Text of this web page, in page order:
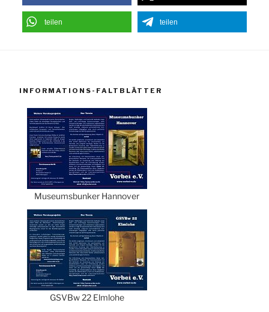
teilen teilen
INFORMATIONS-FALTBLÄTTER
Museumsbunker Hannover
GSVBw 22 Elmlohe